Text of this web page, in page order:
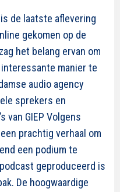
de laatste aflevering
gekomen op de
het belang ervan om
manier te
audio agency
sprekers en
van GIEP Volgens
prachtig verhaal om
een podium te
geproduceerd is
De hoogwaardige